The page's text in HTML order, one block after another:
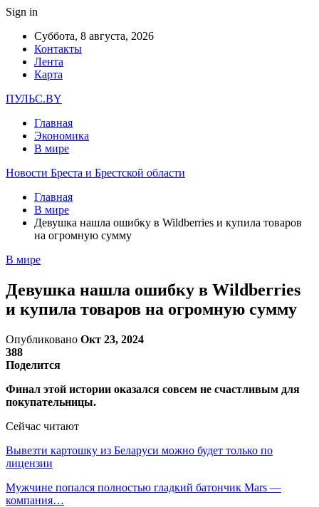
Sign in
Суббота, 8 августа, 2026
Контакты
Лента
Карта
ПУЛЬС.BY
Главная
Экономика
В мире
Новости Бреста и Брестской области
Главная
В мире
Девушка нашла ошибку в Wildberries и купила товаров
на огромную сумму
В мире
Девушка нашла ошибку в Wildberries
и купила товаров на огромную сумму
Опубликовано Окт 23, 2024
388
Поделится
Финал этой истории оказался совсем не счастливым для
покупательницы.
Сейчас читают
Вывезти картошку из Беларуси можно будет только по
лицензии
Мужчине попался полностью гладкий батончик Mars —
компания…